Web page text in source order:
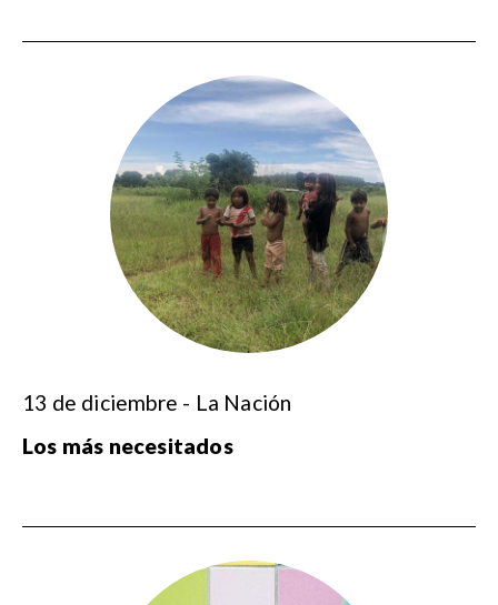
13 de diciembre - La Nación
Los más necesitados